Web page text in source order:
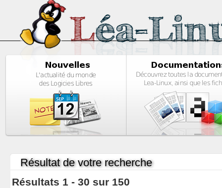
Résultat de votre recherche
Résultats 1 - 30 sur 150